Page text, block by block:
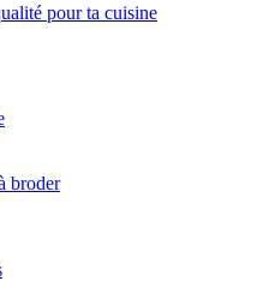
pour ta cuisine
broder